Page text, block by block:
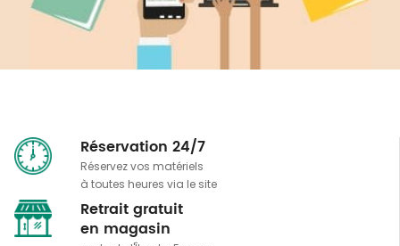
Réservation 24/7
Réservez vos matériels
à toutes heures via le site
Retrait gratuit
​​​​​​​en magasin